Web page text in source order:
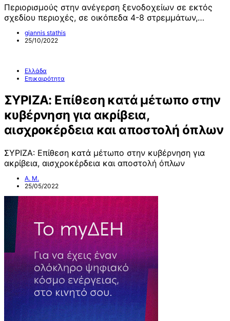
Περιορισμούς στην ανέγερση ξενοδοχείων σε εκτός
σχεδίου περιοχές, σε οικόπεδα 4-8 στρεμμάτων,…
giannis stathis
25/10/2022
Ελλάδα
Επικαιρότητα
ΣΥΡΙΖΑ: Επίθεση κατά μέτωπο στην
κυβέρνηση για ακρίβεια,
αισχροκέρδεια και αποστολή όπλων
ΣΥΡΙΖΑ: Επίθεση κατά μέτωπο στην κυβέρνηση για
ακρίβεια, αισχροκέρδεια και αποστολή όπλων
Α. Μ.
25/05/2022